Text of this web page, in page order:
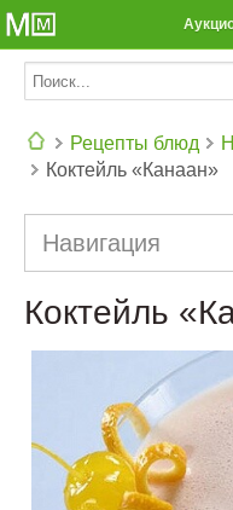
Рецепты блюд
Коктейль «Канаан»
Навигация
Коктейль